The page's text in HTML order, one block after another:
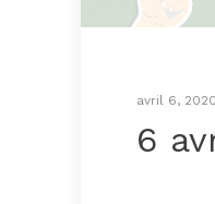
avril 6, 2020
6